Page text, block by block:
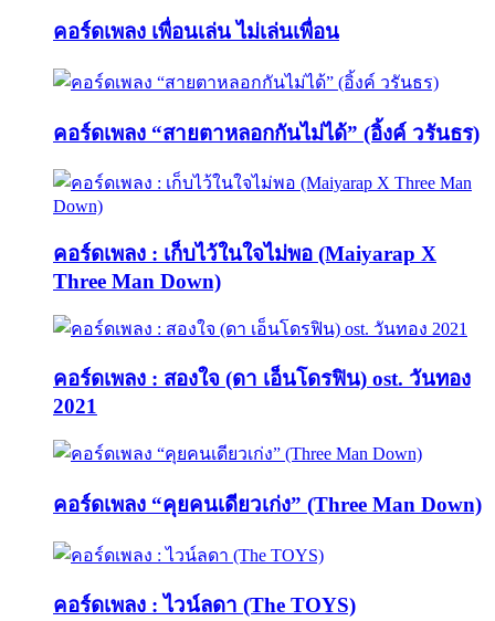
คอร์ดเพลง เพื่อนเล่น ไม่เล่นเพื่อน
คอร์ดเพลง “สายตาหลอกกันไม่ได้” (อิ้งค์ วรันธร)
คอร์ดเพลง : เก็บไว้ในใจไม่พอ (Maiyarap X
Three Man Down)
คอร์ดเพลง : สองใจ (ดา เอ็นโดรฟิน) ost. วันทอง
2021
คอร์ดเพลง “คุยคนเดียวเก่ง” (Three Man Down)
คอร์ดเพลง : ไวน์ลดา (The TOYS)